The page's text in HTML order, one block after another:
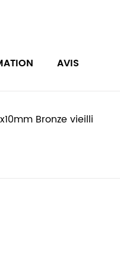
Bronze vieilli
AVIS